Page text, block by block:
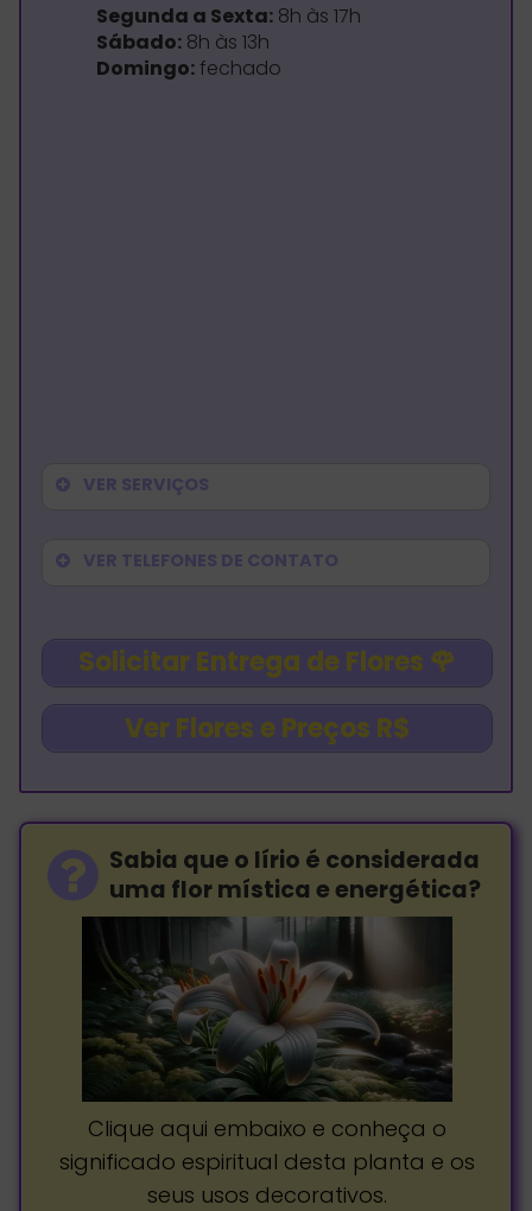
Segunda a Sexta: 8h às 17h
Sábado: 8h às 13h
Domingo: fechado
VER SERVIÇOS
VER TELEFONES DE CONTATO
Solicitar Entrega de Flores 🌹
Ver Flores e Preços R$
Sabia que o lírio é considerada
uma flor mística e energética?
Clique aqui embaixo e conheça o
significado espiritual desta planta e os
seus usos decorativos.